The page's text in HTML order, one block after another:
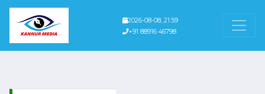
2026-08-08, 21:59
+91 88916 46798